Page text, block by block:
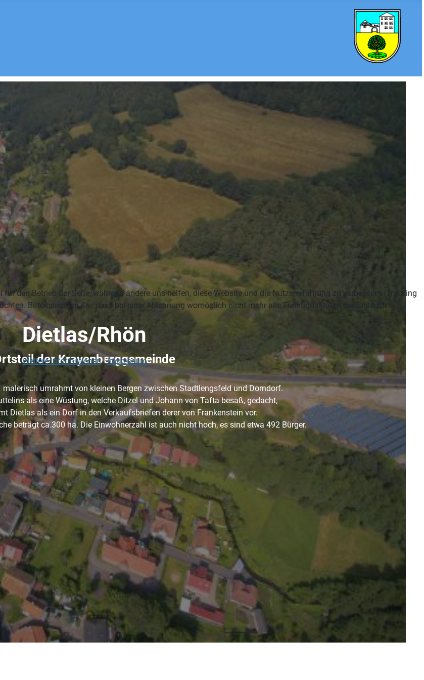
Dietlas/Rhön
der Krayenberggemeinde
umrahmt von kleinen Bergen zwischen Stadtlengsfeld und Dorndorf.
als eine Wüstung, welche Ditzel und Johann von Tafta besaß, gedacht,
Dietlas als ein Dorf in den Verkaufsbriefen derer von Frankenstein vor.
beträgt ca.300 ha. Die Einwohnerzahl ist auch nicht hoch, es sind etwa 492 Bürger.
den Betrieb der Seite, während andere uns helfen, diese Website und die Nutzererfahrung zu verbessern (Tracking
Bitte beachten Sie, dass bei einer Ablehnung womöglich nicht mehr alle Funktionalitäten der Seite zur
Weitere Informationen|Impressum